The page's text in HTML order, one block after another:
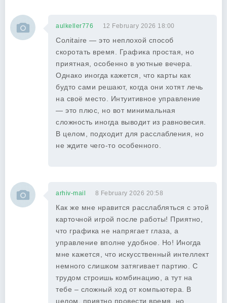
aulkeller776 12 February 2026 18:00
Солitaire — это неплохой способ
скоротать время. Графика простая, но
приятная, особенно в уютные вечера.
Однако иногда кажется, что карты как
будто сами решают, когда они хотят лечь
на своё место. Интуитивное управление
— это плюс, но вот минимальная
сложность иногда выводит из равновесия.
В целом, подходит для расслабления, но
не ждите чего-то особенного.
arhiv-mail 8 February 2026 20:58
Как же мне нравится расслабляться с этой
карточной игрой после работы! Приятно,
что графика не напрягает глаза, а
управление вполне удобное. Но! Иногда
мне кажется, что искусственный интеллект
немного слишком затягивает партию. С
трудом строишь комбинацию, а тут на
тебе – сложный ход от компьютера. В
целом, приятно провести время, но